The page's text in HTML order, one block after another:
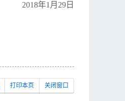
2018年1月29日
打印本页 关闭窗口